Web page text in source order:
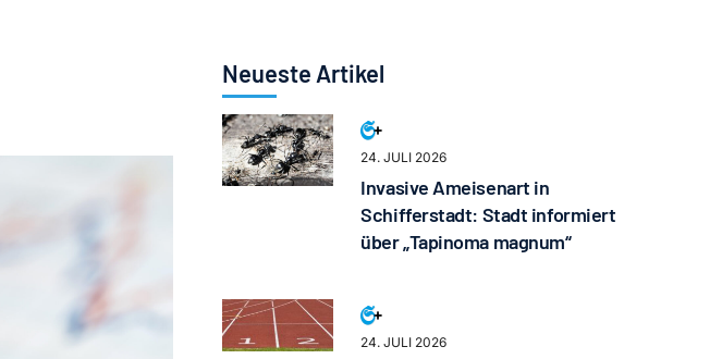
Neueste Artikel
24. JULI 2026
Invasive Ameisenart in
Schifferstadt: Stadt informiert
über „Tapinoma magnum“
24. JULI 2026